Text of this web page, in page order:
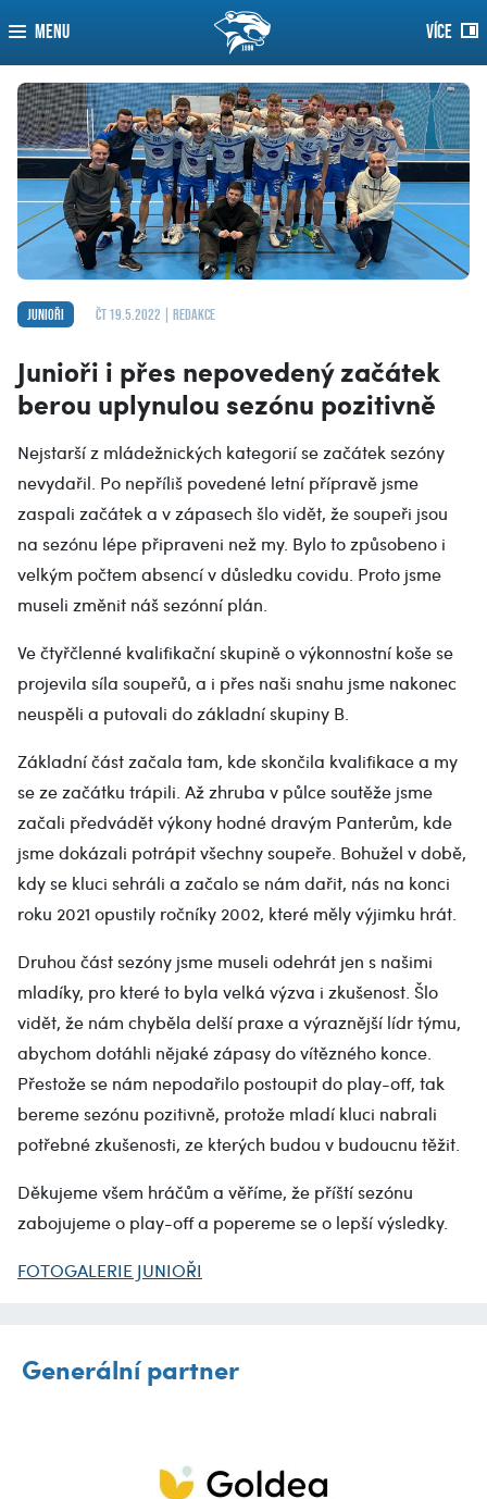
MENU VÍCE
Junioři čt 19.5.2022 | Redakce
Junioři i přes nepovedený začátek
berou uplynulou sezónu pozitivně
Nejstarší z mládežnických kategorií se začátek sezóny
nevydařil. Po nepříliš povedené letní přípravě jsme
zaspali začátek a v zápasech šlo vidět, že soupeři jsou
na sezónu lépe připraveni než my. Bylo to způsobeno i
velkým počtem absencí v důsledku covidu. Proto jsme
museli změnit náš sezónní plán.
Ve čtyřčlenné kvalifikační skupině o výkonnostní koše se
projevila síla soupeřů, a i přes naši snahu jsme nakonec
neuspěli a putovali do základní skupiny B.
Základní část začala tam, kde skončila kvalifikace a my
se ze začátku trápili. Až zhruba v půlce soutěže jsme
začali předvádět výkony hodné dravým Panterům, kde
jsme dokázali potrápit všechny soupeře. Bohužel v době,
kdy se kluci sehráli a začalo se nám dařit, nás na konci
roku 2021 opustily ročníky 2002, které měly výjimku hrát.
Druhou část sezóny jsme museli odehrát jen s našimi
mladíky, pro které to byla velká výzva i zkušenost. Šlo
vidět, že nám chyběla delší praxe a výraznější lídr týmu,
abychom dotáhli nějaké zápasy do vítězného konce.
Přestože se nám nepodařilo postoupit do play-off, tak
bereme sezónu pozitivně, protože mladí kluci nabrali
potřebné zkušenosti, ze kterých budou v budoucnu těžit.
Děkujeme všem hráčům a věříme, že příští sezónu
zabojujeme o play-off a popereme se o lepší výsledky.
FOTOGALERIE JUNIOŘI
Generální partner